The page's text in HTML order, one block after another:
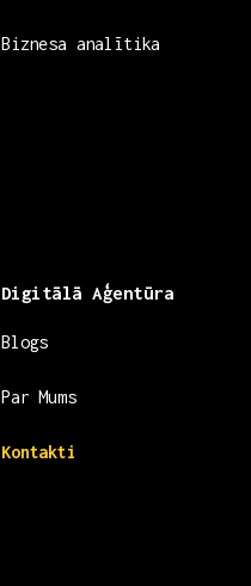
Biznesa analītika
Digitālā Aģentūra
Blogs
Par Mums
Kontakti